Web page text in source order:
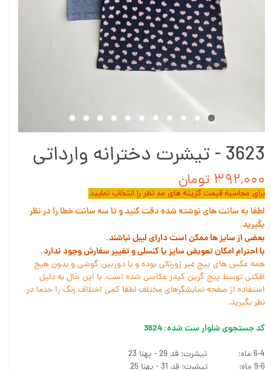
3623 - تیشرت دخترانه وارداتی
۳۹۲,۰۰۰ تومان
برای محاسبه قیمت گزینه های مد نظر را انتخاب نمایید.
لطفا به سانت های نوشته شده دقت کنید و تا سه سانت خطا را در نظر
بگیرید.
بعضی از سایز ها ممکن است دارای لیبل نباشند.
با احترام امکان تعویض سایز یا کنسلی و تغییر سفارش وجود ندارد.
همه عکس های پیج غیر ژورنالی بوده و با دوربین گوشی و بدون هیچ
افکتی توسط پیج گرین کیدز عکاسی شده است. با این حال به دلیل
استفاده از صفحه نمایشگرهای مختلف لطفا کمی اختلاف رنگ را حتما در
نظر بگیرید.
کد جستجوی شلوار ست شده: 3624
6-4 ماه: تیشرت: قد 29 - پهنا 23
9-6 ماه: تیشرت: قد 31 - پهنا 25